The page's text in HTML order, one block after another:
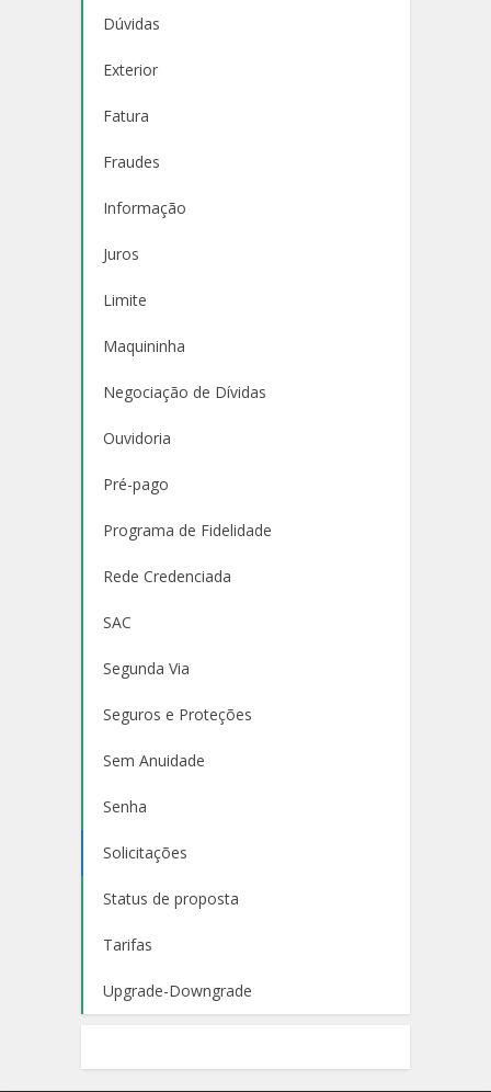
Dúvidas
Exterior
Fatura
Fraudes
Informação
Juros
Limite
Maquininha
Negociação de Dívidas
Ouvidoria
Pré-pago
Programa de Fidelidade
Rede Credenciada
SAC
Segunda Via
Seguros e Proteções
Sem Anuidade
Senha
Solicitações
Status de proposta
Tarifas
Upgrade-Downgrade